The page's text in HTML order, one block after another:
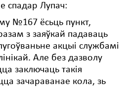
спадар Лупач:
№167 ёсьць пункт,
з заяўкай падаваць
акцыі службамі
Але без дазволу
заключаць такія
зачараванае кола, зь